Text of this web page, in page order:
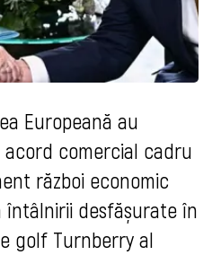
Europeană au
comercial cadru
război economic
desfășurate în
golf Turnberry al